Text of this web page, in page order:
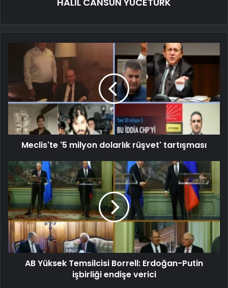
Meclis'te '5 milyon dolarlık rüşvet' tartışması
AB Yüksek Temsilcisi Borrell: Erdoğan-Putin
işbirliği endişe verici